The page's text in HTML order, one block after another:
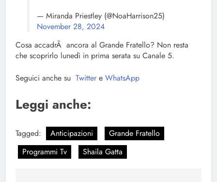
— Miranda Priestley (@NoaHarrison25)
November 28, 2024
Cosa accadrÃ ancora al Grande Fratello? Non resta
che scoprirlo lunedì in prima serata su Canale 5.
Seguici anche su Twitter e WhatsApp
Leggi anche:
Tagged: Anticipazioni
Grande Fratello
Programmi Tv
Shaila Gatta